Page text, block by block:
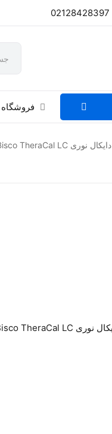
فروشگاه
دایکال نوری Bisco TheraCal LC